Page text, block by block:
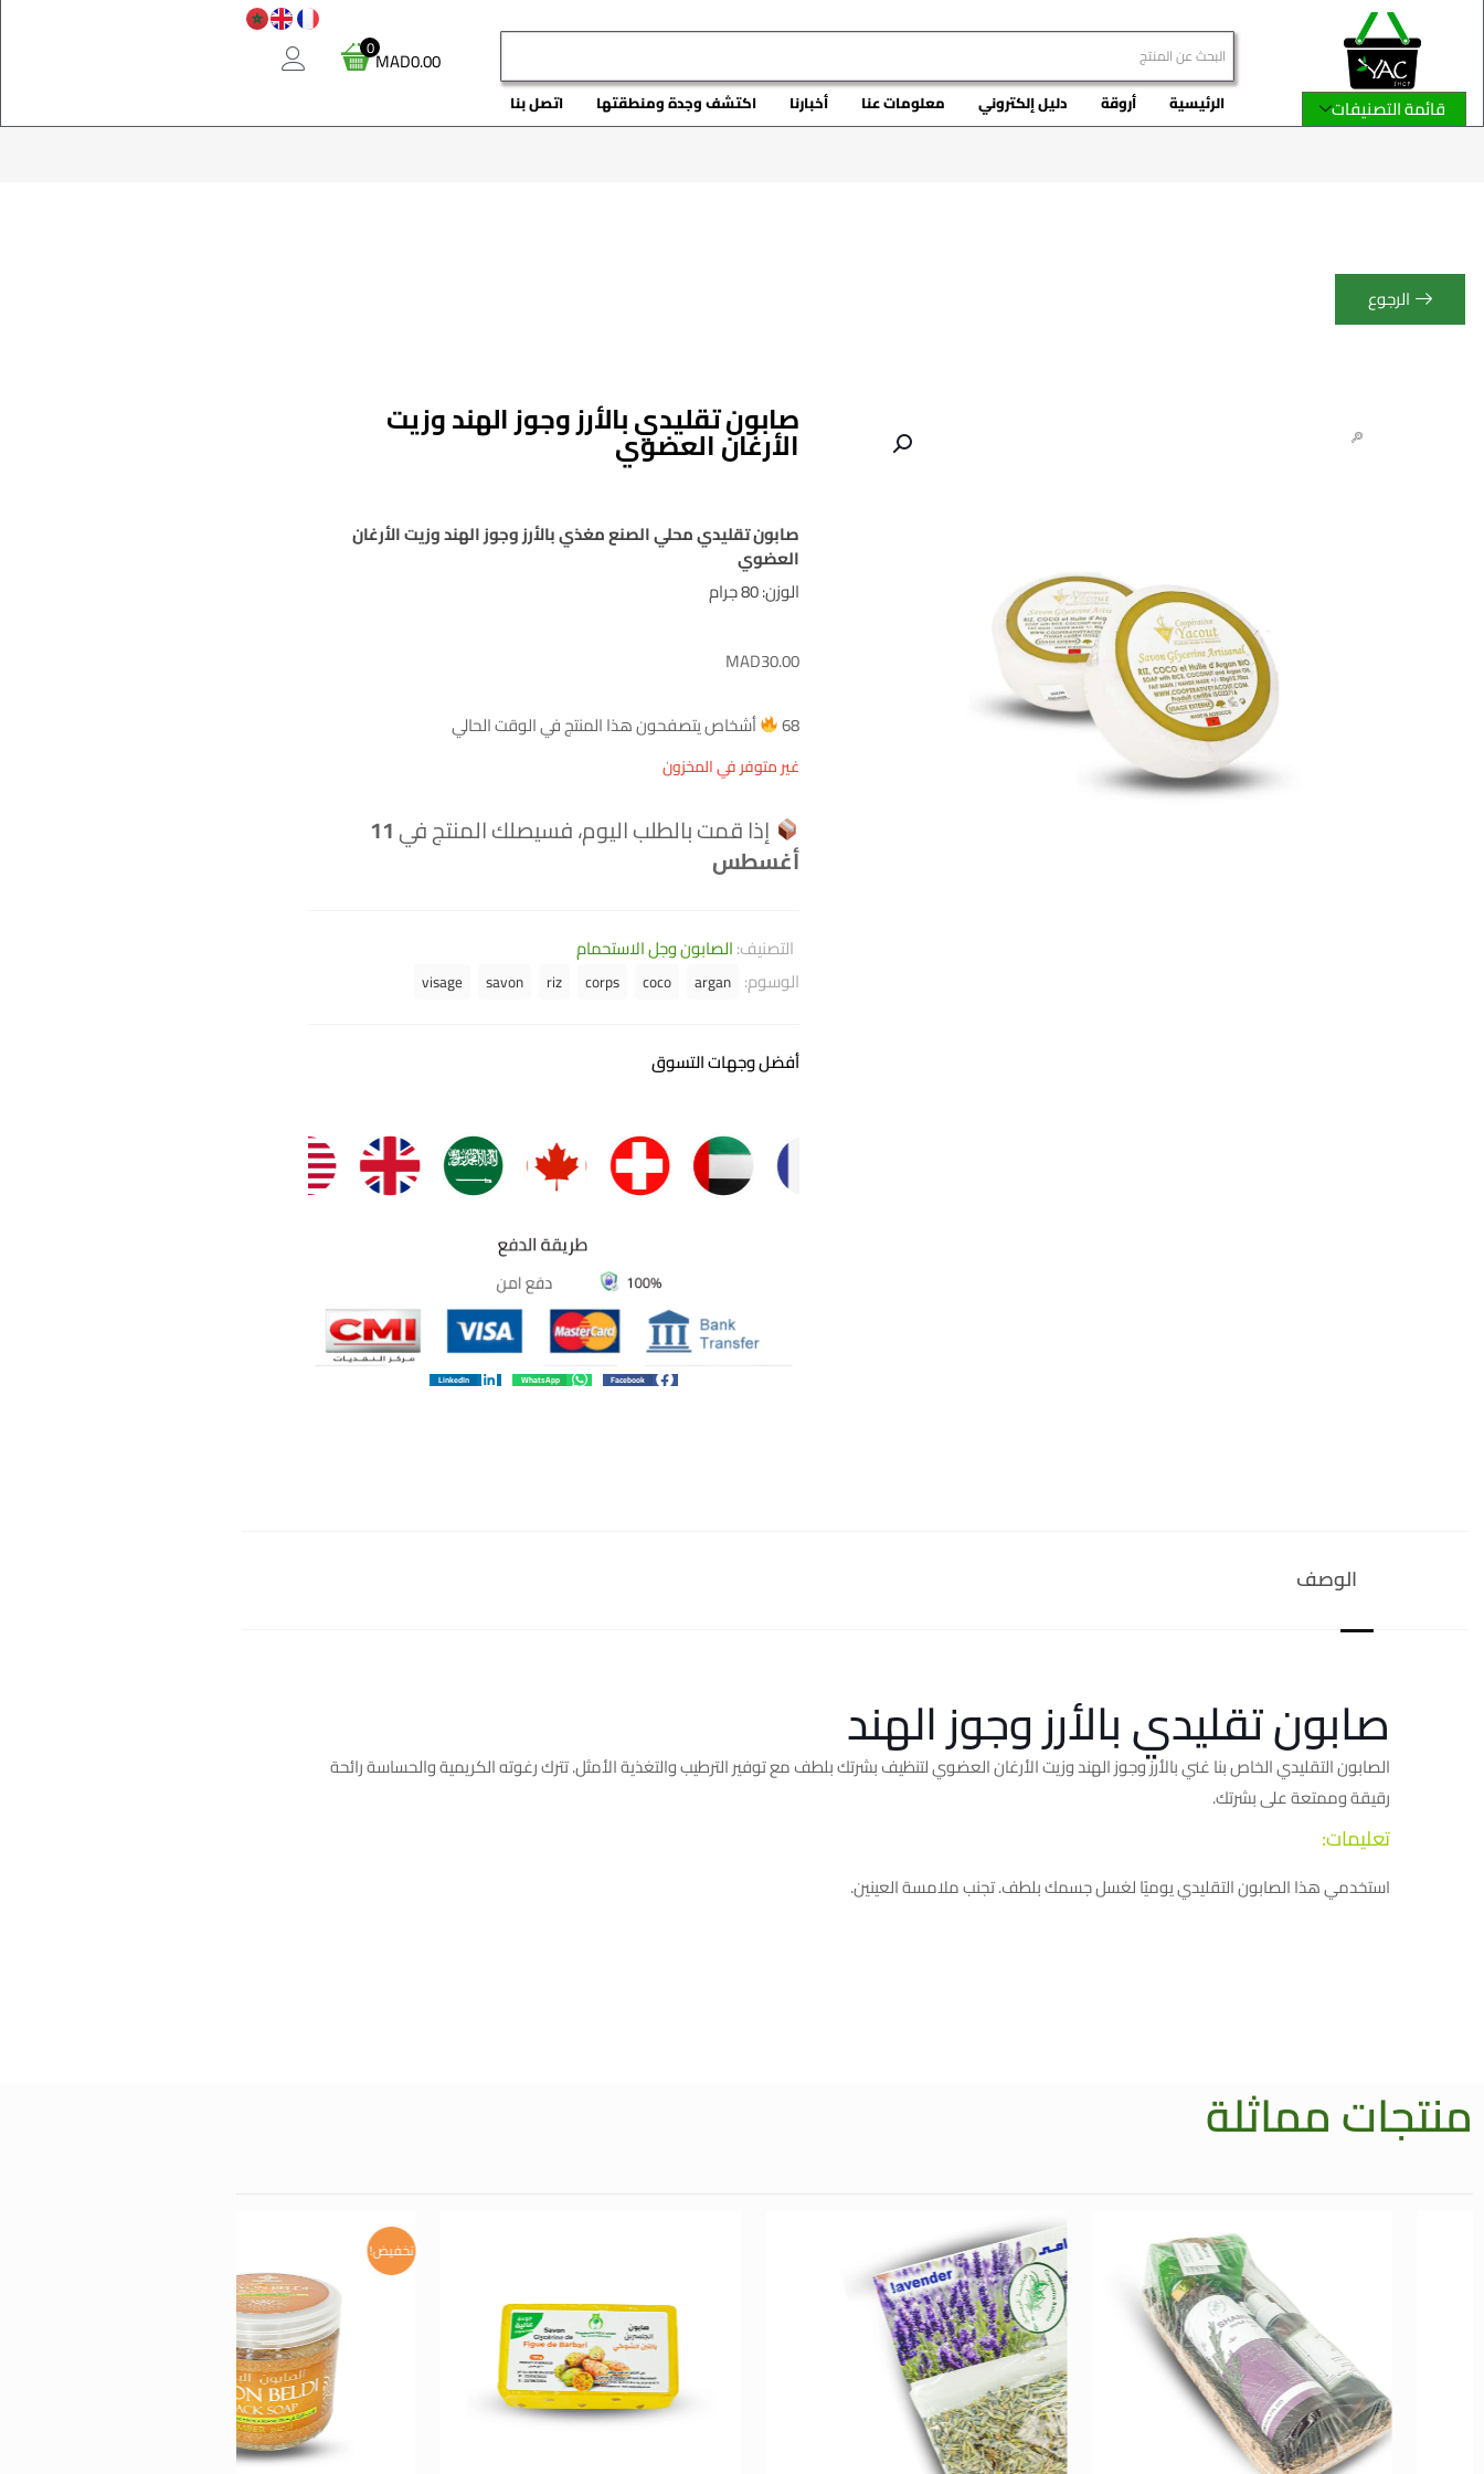
قائمة التصنيفات الرئيسية أروقة دليل إلكتروني معلومات عنا أخبارنا اكتشف وجدة ومنطقتها اتصل بنا
MAD0.00
0
الرجوع
صابون تقليدي بالأرز وجوز الهند وزيت
الأرغان العضوي
صابون تقليدي محلي الصنع مغذي بالأرز وجوز الهند وزيت الأرغان
العضوي
الوزن: 80 جرام
MAD30.00
68
أشخاص يتصفحون هذا المنتج في الوقت الحالي
غير متوفر في المخزون
إذا قمت بالطلب اليوم، فسيصلك المنتج في11
أغسطس
التصنيف:الصابون وجل الاستحمام
الوسوم: argan
coco
corps
riz
savon
visage
أفضل وجهات التسوق
Facebook
WhatsApp
LinkedIn
الوصف
صابون تقليدي بالأرز وجوز الهند
الصابون التقليدي الخاص بنا غني بالأرز وجوز الهند وزيت الأرغان العضوي لتنظيف بشرتك بلطف مع توفير الترطيب والتغذية الأمثل. تترك رغوته الكريمية والحساسة رائحة
رقيقة وممتعة على بشرتك.
تعليمات:
استخدمي هذا الصابون التقليدي يوميًا لغسل جسمك بلطف. تجنب ملامسة العينين.
منتجات مماثلة